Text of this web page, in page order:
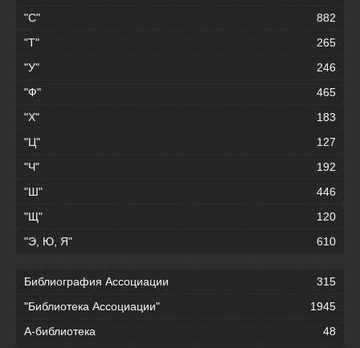
"С"
882
"Т"
265
"У"
246
"Ф"
465
"Х"
183
"Ц"
127
"Ч"
192
"Ш"
446
"Щ"
120
"Э, Ю, Я"
610
Библиография Ассоциации
315
"Библиотека Ассоциации"
1945
А-библиотека
48